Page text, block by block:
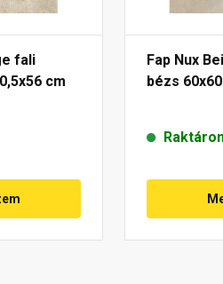
fali
cm
Fap Nux
bézs